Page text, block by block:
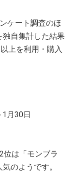
ケート調査のほ
独自集計した結果
上を利用・購入
月30日
位は「モンブラ
のようです。